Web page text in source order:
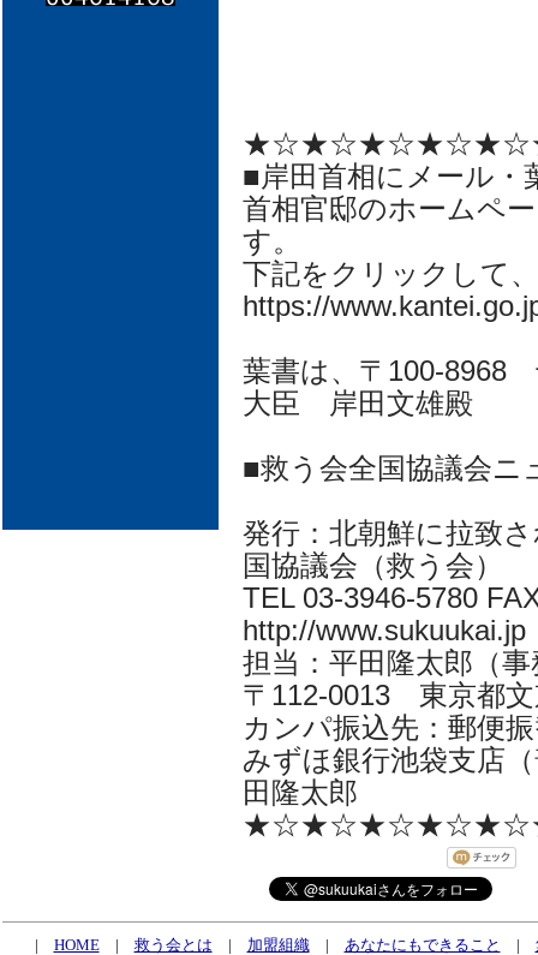
■岸田首相にメール・
首相官邸のホームペ
す。
下記をクリックして
https://
葉書は、〒100-8968
大臣 岸田文雄殿
■救う会全国協議会ニ
発行：北朝鮮に拉致
国協議会（救う会）
TEL 03-3946-5780
http://www.sukuukai.jp
担当：平田隆太郎（
〒112-0013 東京都文
カンパ振込先：郵便
みずほ銀行池袋支店
田隆太郎
| HOME| 救う会とは | 加盟組織| あなたにもできること |